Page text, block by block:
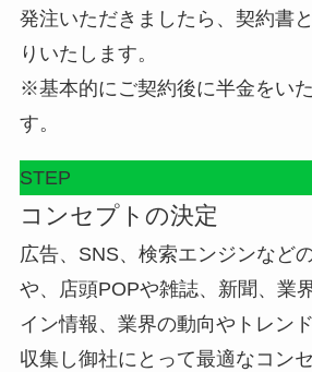
発注いただきましたら、契約書
りいたします。
※基本的にご契約後に半金をい
す。
STEP
コンセプトの決定
広告、SNS、検索エンジンなど
や、店頭POPや雑誌、新聞、業
イン情報、業界の動向やトレン
収集し御社にとって最適なコン